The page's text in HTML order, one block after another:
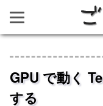
GPU で動く
する